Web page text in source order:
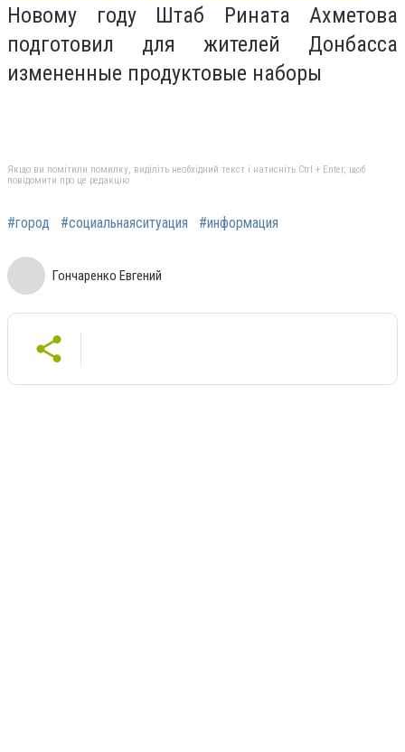
Новому году Штаб Рината Ахметова
подготовил для жителей Донбасса
измененные продуктовые наборы
Якщо ви помітили помилку, виділіть необхідний текст і натисніть Ctrl + Enter, щоб
повідомити про це редакцію
#город #социальнаяситуация #информация
Гончаренко Евгений